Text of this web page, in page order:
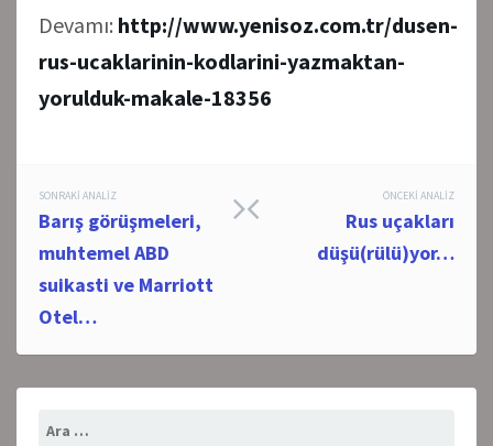
Devamı: http://www.yenisoz.com.tr/dusen-
rus-ucaklarinin-kodlarini-yazmaktan-
yorulduk-makale-18356
Post
navigation
ÖNCEKI ANALIZ
Rus uçakları
düşü(rülü)yor…
SONRAKI ANALIZ
Barış görüşmeleri,
muhtemel ABD
suikasti ve Marriott
Otel…